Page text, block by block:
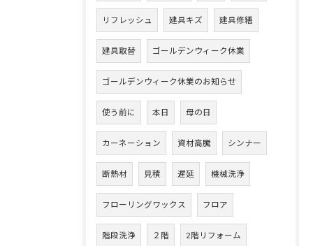
リフレッシュ 建具キズ 建具修繕
建具取替 ゴールデンウィーク休業
ゴールデンウィーク休業のお知らせ
使う前に 本日 母の日
カーネーション 資材高騰 シンナー
断熱材 見積 遅延 機械洗浄
フローリングワックス フロア
階段洗浄 ２階 2階リフォーム